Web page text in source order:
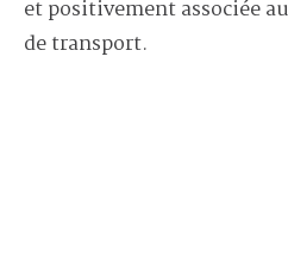
et positivement associée
de transport.